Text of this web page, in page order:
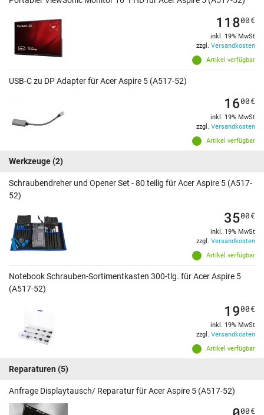
Artikel verfügbar
11800€
inkl. 19% MwSt
zzgl. Versandkosten
USB-C zu DP Adapter für Acer Aspire 5 (A517-52)
Artikel verfügbar
1600€
inkl. 19% MwSt
zzgl. Versandkosten
Werkzeuge(2)
Schraubendreher und Opener Set - 80 teilig für Acer Aspire 5 (A517-
52)
Artikel verfügbar
3500€
inkl. 19% MwSt
zzgl. Versandkosten
Notebook Schrauben-Sortimentkasten 300-tlg. für Acer Aspire 5
(A517-52)
Artikel verfügbar
1900€
inkl. 19% MwSt
zzgl. Versandkosten
Reparaturen (5)
Anfrage Displaytausch/ Reparatur für Acer Aspire 5 (A517-52)
00€